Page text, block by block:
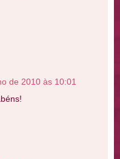
de 2010 às 10:01